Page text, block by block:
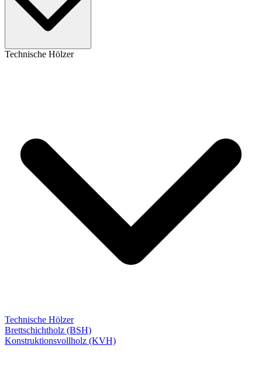
Technische Hölzer
Technische Hölzer
Brettschichtholz (BSH)
Konstruktionsvollholz (KVH)